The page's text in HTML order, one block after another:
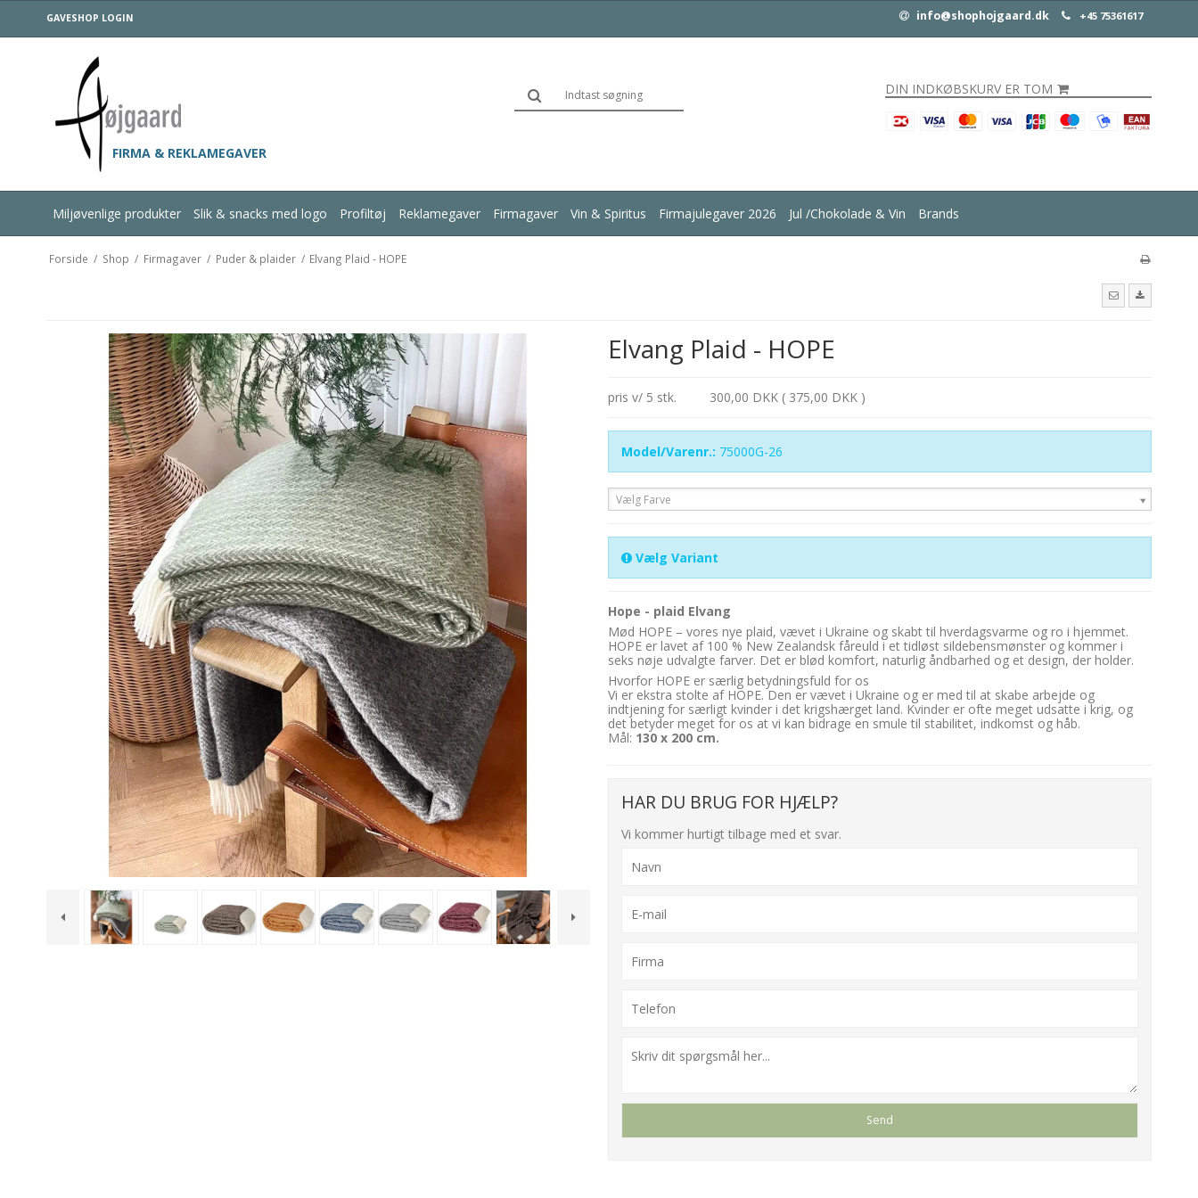
GAVESHOP LOGIN info@shophojgaard.dk +45 75361617
FIRMA & REKLAMEGAVER
DIN INDKØBSKURV ER TOM
Miljøvenlige produkter Slik & snacks med logo Profiltøj Reklamegaver Firmagaver Vin & Spiritus Firmajulegaver 2026 Jul /Chokolade & Vin Brands
Forside / Shop / Firmagaver / Puder & plaider / Elvang Plaid - HOPE
Elvang Plaid - HOPE
pris v/ 5 stk. 300,00 DKK ( 375,00 DKK )
Model/Varenr.: 75000G-26
Vælg Farve
Vælg Variant
Hope - plaid Elvang
Mød HOPE – vores nye plaid, vævet i Ukraine og skabt til hverdagsvarme og ro i hjemmet.
HOPE er lavet af 100 % New Zealandsk fåreuld i et tidløst sildebensmønster og kommer i
seks nøje udvalgte farver. Det er blød komfort, naturlig åndbarhed og et design, der holder.
Hvorfor HOPE er særlig betydningsfuld for os
Vi er ekstra stolte af HOPE. Den er vævet i Ukraine og er med til at skabe arbejde og
indtjening for særligt kvinder i det krigshærget land. Kvinder er ofte meget udsatte i krig, og
det betyder meget for os at vi kan bidrage en smule til stabilitet, indkomst og håb.
Mål: 130 x 200 cm.
HAR DU BRUG FOR HJÆLP?
Vi kommer hurtigt tilbage med et svar.